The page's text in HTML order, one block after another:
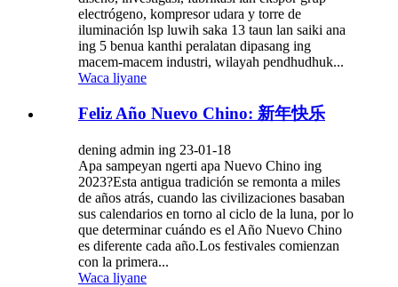
electrógeno, kompresor udara y torre de
iluminación lsp luwih saka 13 taun lan saiki ana
ing 5 benua kanthi peralatan dipasang ing
macem-macem industri, wilayah pendhudhuk...
Waca liyane
Feliz Año Nuevo Chino: 新年快乐
dening admin ing 23-01-18
Apa sampeyan ngerti apa Nuevo Chino ing
2023?Esta antigua tradición se remonta a miles
de años atrás, cuando las civilizaciones basaban
sus calendarios en torno al ciclo de la luna, por lo
que determinar cuándo es el Año Nuevo Chino
es diferente cada año.Los festivales comienzan
con la primera...
Waca liyane